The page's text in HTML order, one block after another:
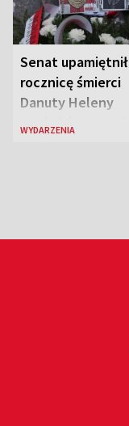
Senat
rocznicę śmierci
Danuty Heleny
Siedzikówny
WYDARZENIA